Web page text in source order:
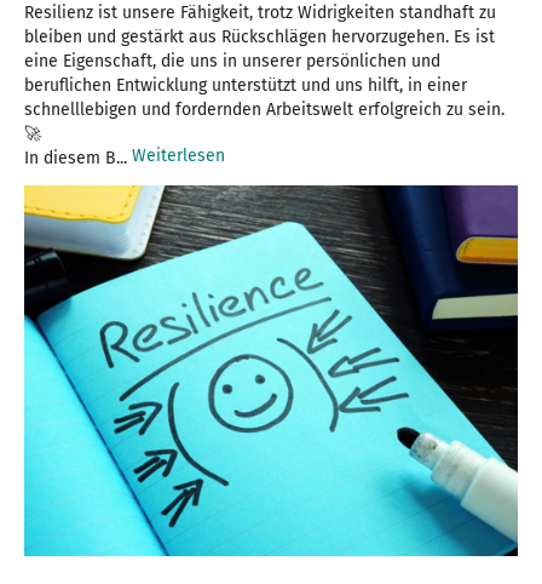
Resilienz ist unsere Fähigkeit, trotz Widrigkeiten standhaft zu
bleiben und gestärkt aus Rückschlägen hervorzugehen. Es ist
eine Eigenschaft, die uns in unserer persönlichen und
beruflichen Entwicklung unterstützt und uns hilft, in einer
schnelllebigen und fordernden Arbeitswelt erfolgreich zu sein.
🚀
In diesem B... Weiterlesen